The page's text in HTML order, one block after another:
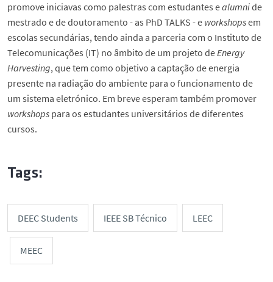
promove iniciavas como palestras com estudantes ealumnide
mestrado e de doutoramento - as PhD TALKS - e workshopsem
escolas secundárias, tendo ainda a parceria com o Instituto de
Telecomunicações (IT) no âmbito de um projeto deEnergy
Harvesting, que tem como objetivo a captação de energia
presente na radiação do ambiente para o funcionamento de
um sistema eletrónico. Em breve esperam também promover
workshops para os estudantes universitários de diferentes
cursos.
Tags:
DEEC Students IEEE SB Técnico LEEC
MEEC